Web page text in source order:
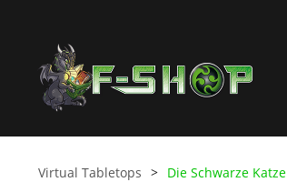
Virtual Tabletops Die Schwarze Katze